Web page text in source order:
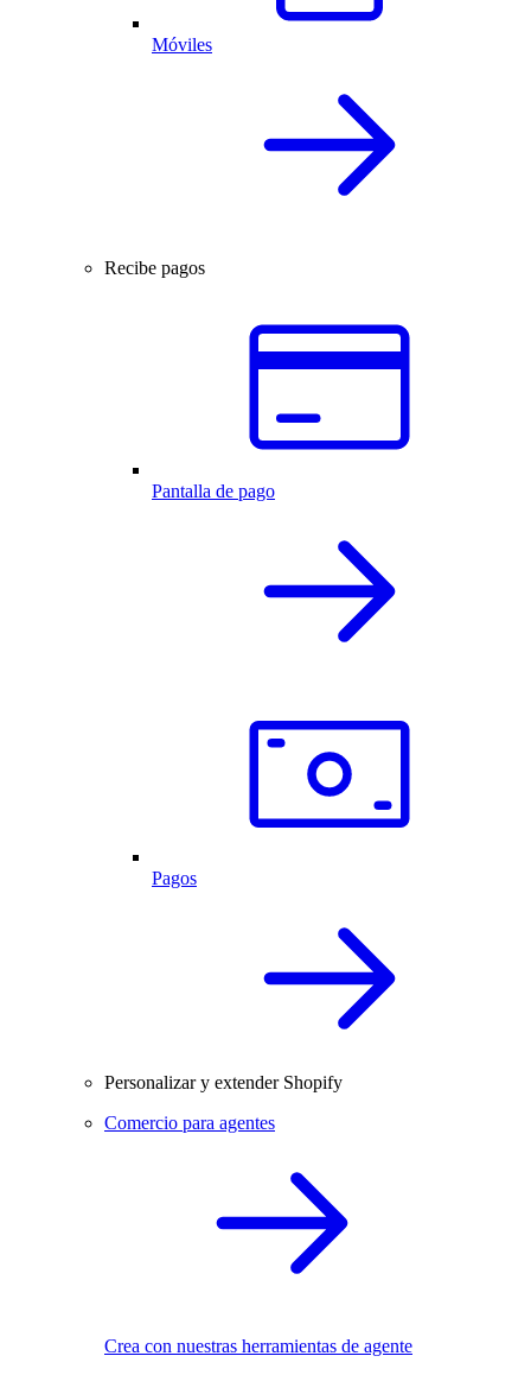
Móviles
Recibe pagos
Pantalla de pago
Pagos
Personalizar y extender Shopify
Comercio para agentes
Crea con nuestras herramientas de agente